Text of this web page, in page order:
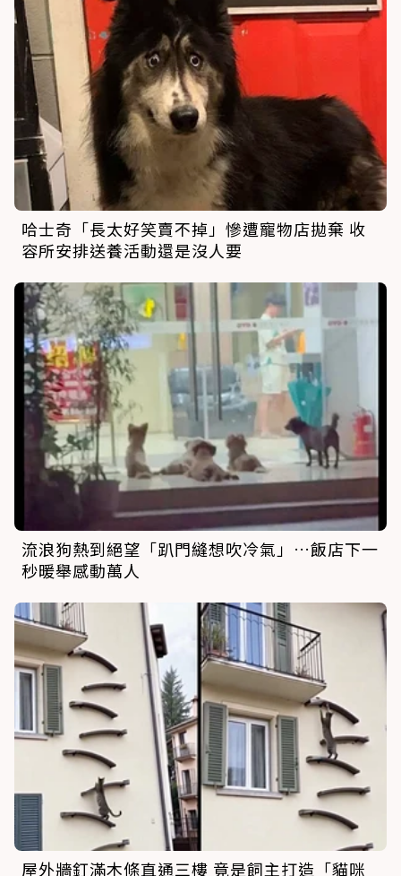
哈士奇「長太好笑賣不掉」慘遭寵物店拋棄 收
容所安排送養活動還是沒人要
流浪狗熱到絕望「趴門縫想吹冷氣」…飯店下一
秒暖舉感動萬人
屋外牆釘滿木條直通三樓 竟是飼主打造「貓咪